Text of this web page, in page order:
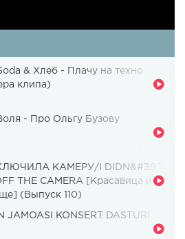
& Хлеб - Плачу на техно
клипа)
- Про Ольгу Бузову
КАМЕРУ/I DIDN&#39;T
THE CAMERA [Красавица и
(Выпуск 110)
JAMOASI KONSERT DASTURI